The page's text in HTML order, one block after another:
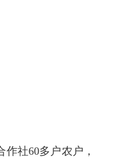
社60多户农户，